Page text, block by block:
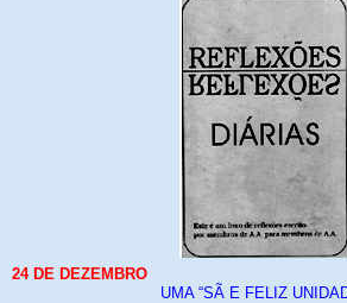
24 DE DEZEMBRO
UMA “SÃ E FELIZ